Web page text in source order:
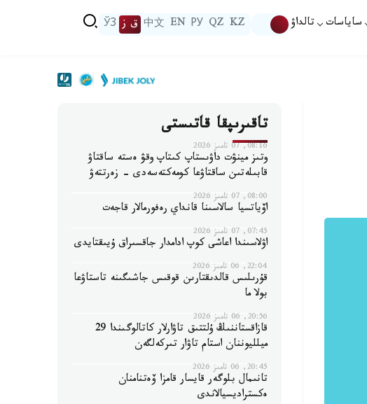
ساياسات تالداۋ KZ
QZ
РУ
EN
中文 ق ز ЎЗ
تاقىرىپقا قاتىستى
08:16, 07 تامىز 2026
وتىز مينۋت داۋىستاپ كىتاپ وقۋ ەستە ساقتاۋ
قابىلەتىن ساقتاۋعا كومەكتەسەدى - زەرتتەۋ
08:00, 07 تامىز 2026
اۆياتسيا سالاسىنا قانداي رەفورمالار قاجەت
07:45, 07 تامىز 2026
اۋلاسىندا اعاشى كوپ ادامدار جاقسىراق ۇيىقتايدى
22:04, 06 تامىز 2026
قۇرىلىس قالدىقتارىن قوقىس جاشىگىنە تاستاۋعا
بولا ما
20:56, 06 تامىز 2026
قازاقستاننىڭ ۇلتتىق تاۋارلار كاتالوگىندا 29
ميلليوننان استام تاۋار تىركەلگەن
20:45, 06 تامىز 2026
تانىمال بلوگەر قايسار قامزا ۆەتنامنان
ەكستراديسيالاندى